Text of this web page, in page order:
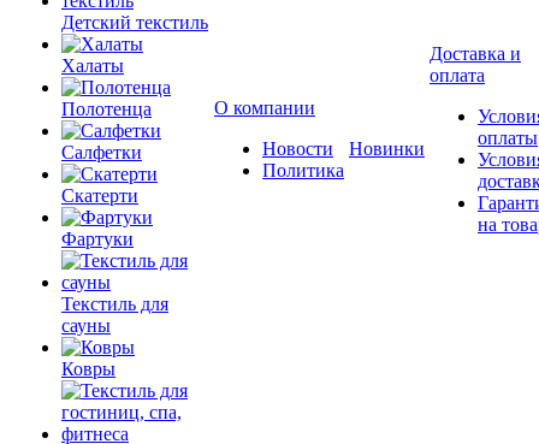
Детский текстиль
Халаты
Полотенца
Салфетки
Скатерти
Фартуки
Текстиль для
сауны
Ковры
О компании
Новости
Политика
Новинки
Доставка и
оплата
оплаты
на